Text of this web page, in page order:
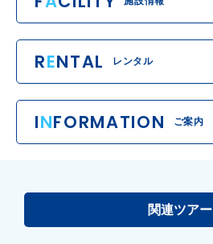
RENTAL レンタル
INFORMATION ご案内
関連ツアー